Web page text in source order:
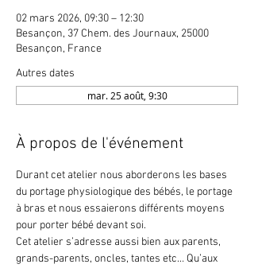
02 mars 2026, 09:30 – 12:30
Besançon, 37 Chem. des Journaux, 25000
Besançon, France
Autres dates
mar. 25 août, 9:30
À propos de l'événement
Durant cet atelier nous aborderons les bases
du portage physiologique des bébés, le portage
à bras et nous essaierons différents moyens
pour porter bébé devant soi.
Cet atelier s’adresse aussi bien aux parents,
grands-parents, oncles, tantes etc… Qu’aux